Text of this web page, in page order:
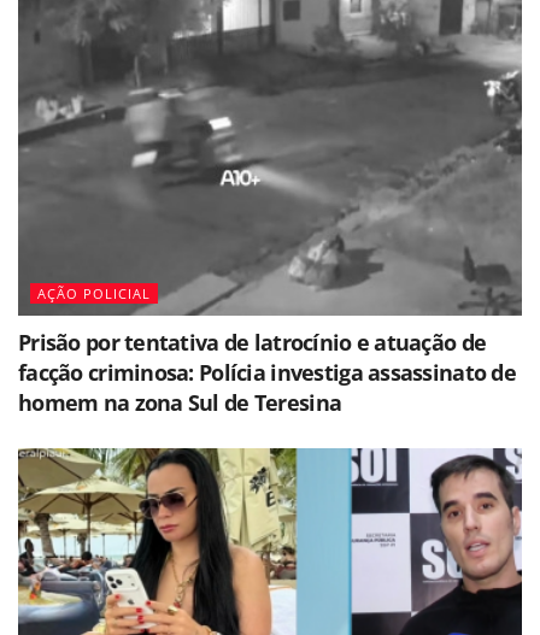
AÇÃO POLICIAL
Prisão por tentativa de latrocínio e atuação de
facção criminosa: Polícia investiga assassinato de
homem na zona Sul de Teresina